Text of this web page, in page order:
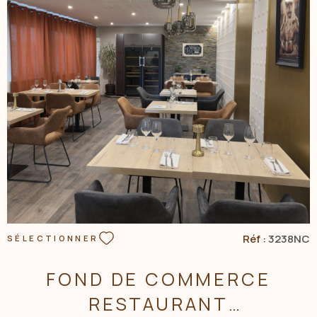
ncolliot.acbi@gmail.com Agent commercial au R.S.A.C de
Blois 505 331 199. Les informations sur les risques auxquels
est exposé ce bien sont disponibles sur le site Géorisques
www.georisque.gouv.fr
VOIR LE BIEN
SÉLECTIONNER Réf :3238NC
FOND DE COMMERCE
RESTAURANT